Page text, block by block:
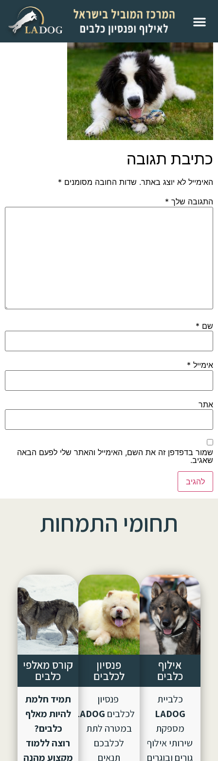
כתיבת תגובה
האימייל לא יוצג באתר. שדות החובה מסומנים *
התגובה שלך *
שם *
אימייל *
אתר
שמור בדפדפן זה את השם, האימייל והאתר שלי לפעם הבאה
שאגיב.
תחומי התמחות
אילוף
כלבים
כלביית
LADOG
מספקת
שירותי אילוף
גורים ובוגרים
פנסיון
לכלבים
פנסיון
לכלבים LADOG, הוקם
במטרה לתת
לכלבכם
תנאים
קורס מאלפי
כלבים
תמיד חלמת
להיות מאלף
כלבים?
רוצה ללמוד
מקצוע מהנה